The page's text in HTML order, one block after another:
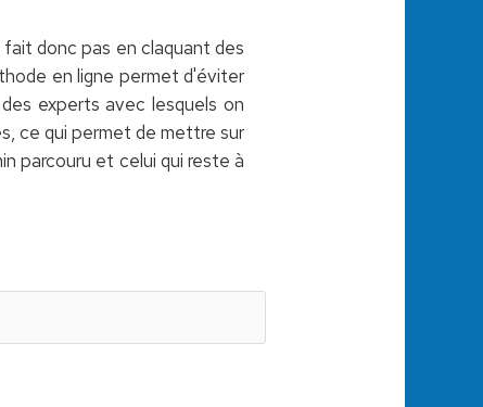
donc pas en claquant des
en ligne permet d'éviter
experts avec lesquels on
ce qui permet de mettre sur
parcouru et celui qui reste à